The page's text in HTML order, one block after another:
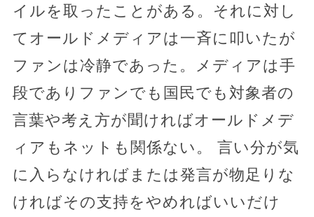
イルを取ったことがある。それに対し
てオールドメディアは一斉に叩いたが
ファンは冷静であった。メディアは手
段でありファンでも国民でも対象者の
言葉や考え方が聞ければオールドメデ
ィアもネットも関係ない。 言い分が気
に入らなければまたは発言が物足りな
ければその支持をやめればいいだけ